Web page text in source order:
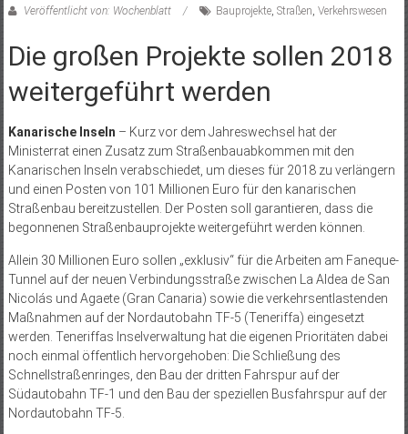
Veröffentlicht von: Wochenblatt Bauprojekte, Straßen, Verkehrswesen
Die großen Projekte sollen 2018
weitergeführt werden
Kanarische Inseln – Kurz vor dem Jahreswechsel hat der
Ministerrat einen Zusatz zum Straßenbauabkommen mit den
Kanarischen Inseln verabschiedet, um dieses für 2018 zu verlängern
und einen Posten von 101 Millionen Euro für den kanarischen
Straßenbau bereitzustellen. Der Posten soll garantieren, dass die
begonnenen Straßenbauprojekte weitergeführt werden können.
Allein 30 Millionen Euro sollen „exklusiv“ für die Arbeiten am Faneque-
Tunnel auf der neuen Verbindungsstraße zwischen La Aldea de San
Nicolás und Agaete (Gran Canaria) sowie die verkehrsentlastenden
Maßnahmen auf der Nordautobahn TF-5 (Teneriffa) eingesetzt
werden. Teneriffas Inselverwaltung hat die eigenen Prioritäten dabei
noch einmal öffentlich hervorgehoben: Die Schließung des
Schnellstraßenringes, den Bau der dritten Fahrspur auf der
Südautobahn TF-1 und den Bau der speziellen Busfahrspur auf der
Nordautobahn TF-5.